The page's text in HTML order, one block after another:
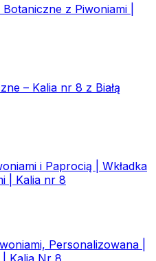
z Piwoniami |
– Kalia nr 8 z Białą
i Paprocią | Wkładka
| Kalia nr 8
Personalizowana |